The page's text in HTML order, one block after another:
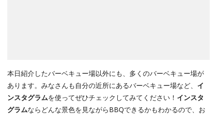
本日紹介したバーベキュー場以外にも、多くのバーベキュー場が
あります。みなさんも自分の近所にあるバーベキュー場など、 イ
ンスタグラムを使ってぜひチェックしてみてください！ インスタ
グラムならどんな景色を見ながらBBQできるかもわかるので、お